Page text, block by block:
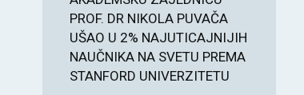
PROF. DR NIKOLA PUVAČA
UŠAO U 2% NAJUTICAJNIJIH
NAUČNIKA NA SVETU PREMA
STANFORD UNIVERZITETU